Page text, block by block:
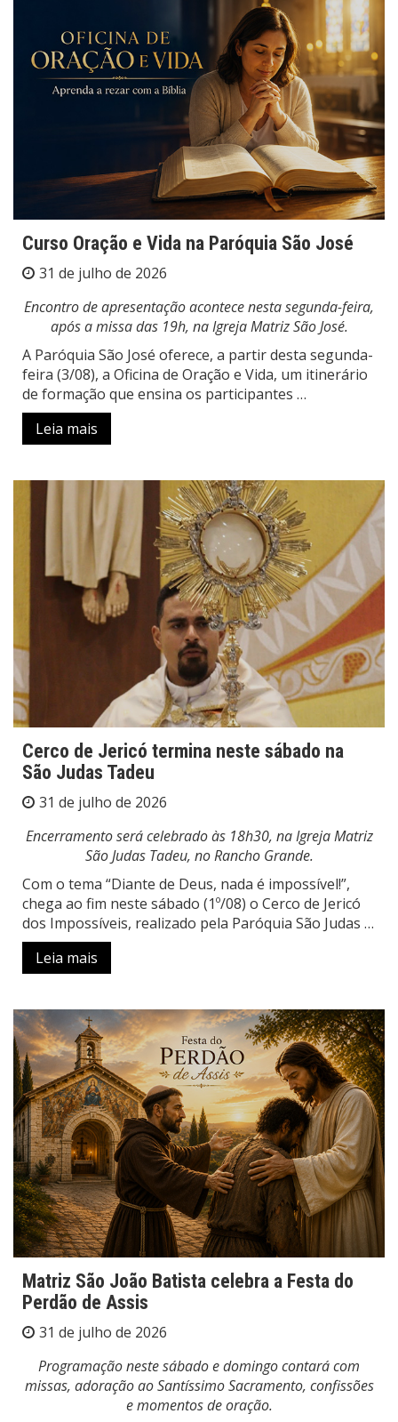
Curso Oração e Vida na Paróquia São José
31 de julho de 2026
Encontro de apresentação acontece nesta segunda-feira,
após a missa das 19h, na Igreja Matriz São José.
A Paróquia São José oferece, a partir desta segunda-
feira (3/08), a Oficina de Oração e Vida, um itinerário
de formação que ensina os participantes …
Leia mais
Cerco de Jericó termina neste sábado na
São Judas Tadeu
31 de julho de 2026
Encerramento será celebrado às 18h30, na Igreja Matriz
São Judas Tadeu, no Rancho Grande.
Com o tema “Diante de Deus, nada é impossível!”,
chega ao fim neste sábado (1º/08) o Cerco de Jericó
dos Impossíveis, realizado pela Paróquia São Judas …
Leia mais
Matriz São João Batista celebra a Festa do
Perdão de Assis
31 de julho de 2026
Programação neste sábado e domingo contará com
missas, adoração ao Santíssimo Sacramento, confissões
e momentos de oração.